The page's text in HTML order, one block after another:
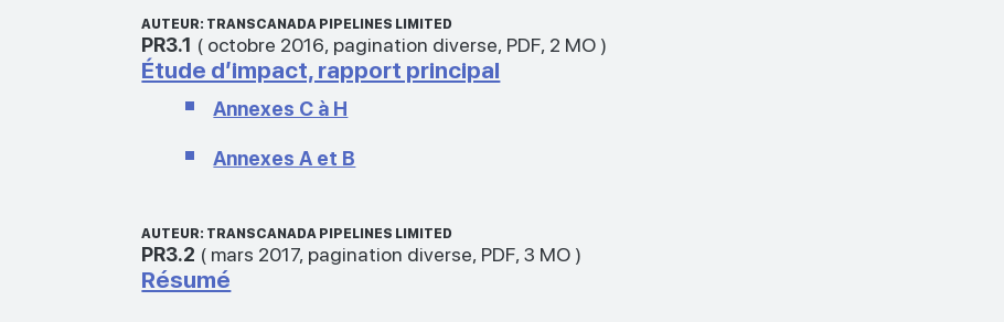
AUTEUR: TRANSCANADA PIPELINES LIMITED
PR3.1 ( octobre 2016, pagination diverse, PDF, 2 MO )
Étude d’impact, rapport principal
Annexes C à H
Annexes A et B
AUTEUR: TRANSCANADA PIPELINES LIMITED
PR3.2 ( mars 2017, pagination diverse, PDF,3 MO )
Résumé